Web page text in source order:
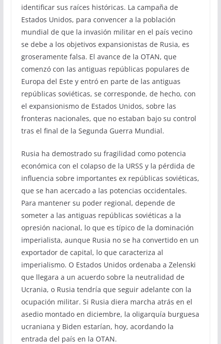
identificar sus raíces históricas. La campaña de
Estados Unidos, para convencer a la población
mundial de que la invasión militar en el país vecino
se debe a los objetivos expansionistas de Rusia, es
groseramente falsa. El avance de la OTAN, que
comenzó con las antiguas repúblicas populares de
Europa del Este y entró en parte de las antiguas
repúblicas soviéticas, se corresponde, de hecho, con
el expansionismo de Estados Unidos, sobre las
fronteras nacionales, que no estaban bajo su control
tras el final de la Segunda Guerra Mundial.
Rusia ha demostrado su fragilidad como potencia
económica con el colapso de la URSS y la pérdida de
influencia sobre importantes ex repúblicas soviéticas,
que se han acercado a las potencias occidentales.
Para mantener su poder regional, depende de
someter a las antiguas repúblicas soviéticas a la
opresión nacional, lo que es típico de la dominación
imperialista, aunque Rusia no se ha convertido en un
exportador de capital, lo que caracteriza al
imperialismo. O Estados Unidos ordenaba a Zelenski
que llegara a un acuerdo sobre la neutralidad de
Ucrania, o Rusia tendría que seguir adelante con la
ocupación militar. Si Rusia diera marcha atrás en el
asedio montado en diciembre, la oligarquía burguesa
ucraniana y Biden estarían, hoy, acordando la
entrada del país en la OTAN.